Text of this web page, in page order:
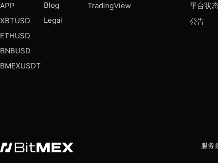
APP
XBTUSD
ETHUSD
BNBUSD
BMEXUSDT
Blog
Legal
TradingView
平台状
公告
服务